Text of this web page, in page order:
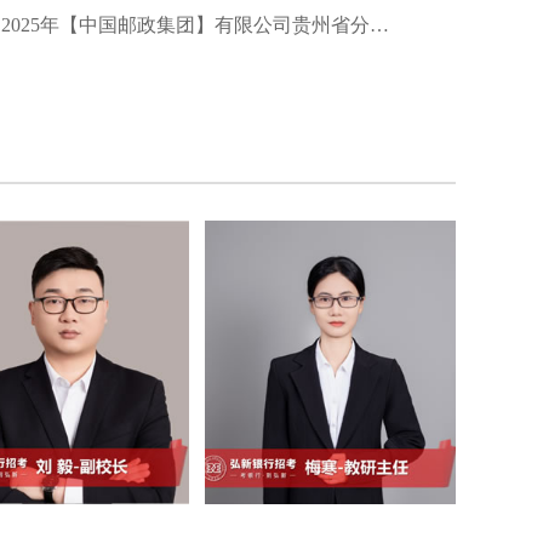
2025年【中国邮政集团】有限公司贵州省分公司夏季招聘启事